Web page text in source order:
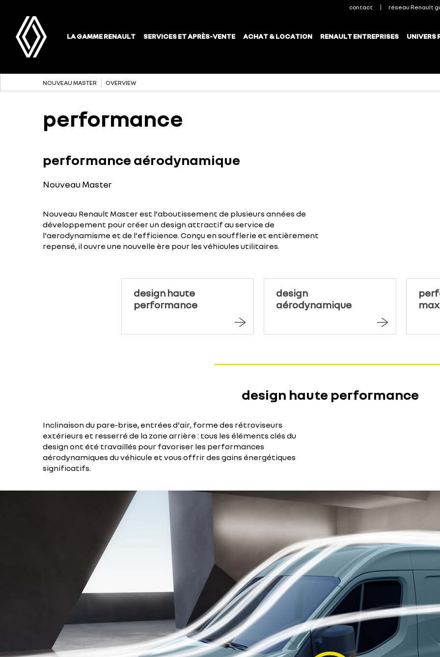
NOUVEAU MASTER OVERVIEW
performance
performance aérodynamique
Nouveau Master
Nouveau Renault Master est l’aboutissement de plusieurs années de
développement pour créer un design attractif au service de
l'aerodynamisme et de l’efficience. Conçu en soufflerie et entièrement
repensé, il ouvre une nouvelle ère pour les véhicules utilitaires.
design haute
performance
design
aérodynamique
design haute performance
Inclinaison du pare-brise, entrées d'air, forme des rétroviseurs
extérieurs et resserré de la zone arrière : tous les éléments clés du
design ont été travaillés pour favoriser les performances
aérodynamiques du véhicule et vous offrir des gains énergétiques
significatifs.